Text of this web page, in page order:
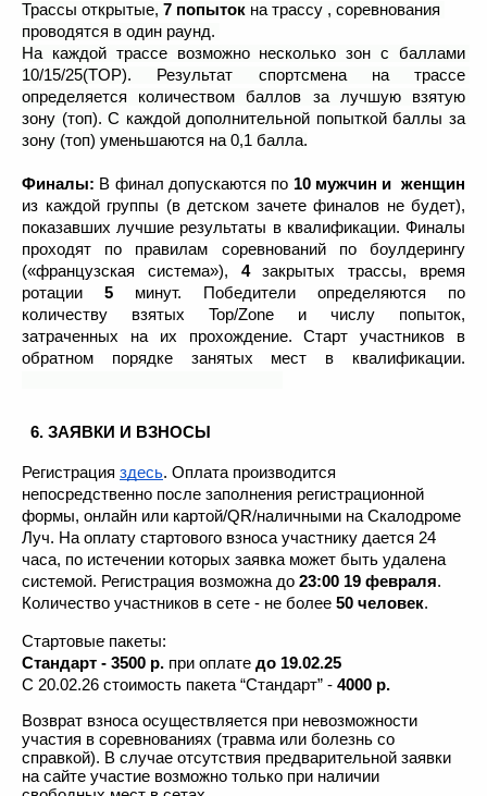
Трассы открытые, 7 попыток на трассу , соревнования
проводятся в один раунд.
На каждой трассе возможно несколько зон с баллами
10/15/25(TOP). Результат спортсмена на трассе
определяется количеством баллов за лучшую взятую
зону (топ). С каждой дополнительной попыткой баллы за
зону (топ) уменьшаются на 0,1 балла.
Финалы: В финал допускаются по 10 мужчин и  женщин
из каждой группы (в детском зачете финалов не будет),
показавших лучшие результаты в квалификации. Финалы
проходят по правилам соревнований по боулдерингу
(«французская система»), 4 закрытых трассы, время
ротации 5 минут. Победители определяются по
количеству взятых Top/Zone и числу попыток,
затраченных на их прохождение. Старт участников в
6. ЗАЯВКИ И ВЗНОСЫ
Регистрация здесь. Оплата производится
непосредственно после заполнения регистрационной
формы, онлайн или картой/QR/наличными на Скалодроме
Луч. На оплату стартового взноса участнику дается 24
часа, по истечении которых заявка может быть удалена
системой. Регистрация возможна до 23:00 19 февраля.
Количество участников в сете - не более 50 человек.
Стартовые пакеты:
Стандарт - 3500 р. при оплате до 19.02.25
С 20.02.26 стоимость пакета “Стандарт” - 4000 р.
Возврат взноса осуществляется при невозможности
участия в соревнованиях (травма или болезнь со
справкой). В случае отсутствия предварительной заявки
на сайте участие возможно только при наличии